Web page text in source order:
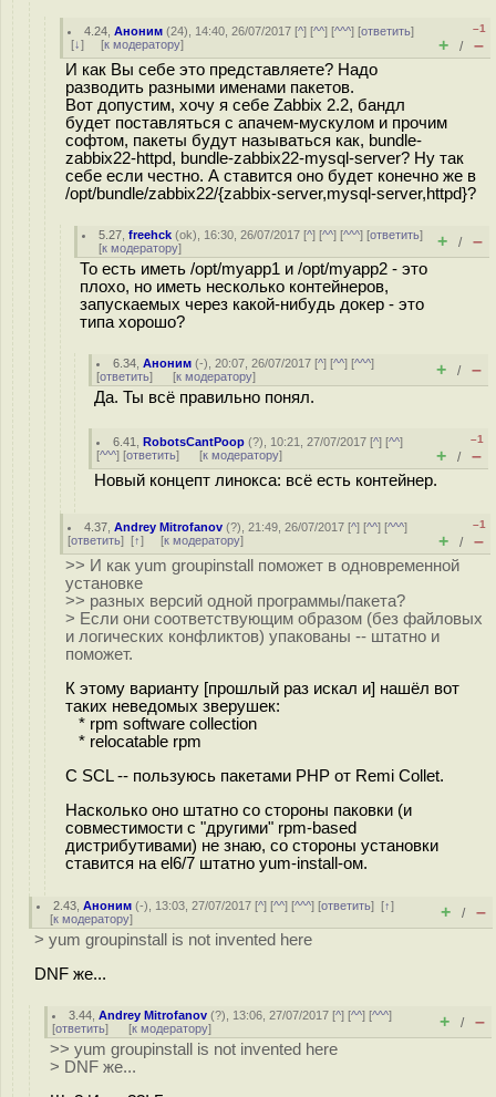
4.24 ,Аноним (24), 14:40, 26/07/2017 [^] [^^] [^^^] [ответить]
[↓] [к модератору]
–1
+ / –
И как Вы себе это представляете? Надо
разводить разными именами пакетов.
Вот допустим, хочу я себе Zabbix 2.2, бандл
будет поставляться с апачем-мускулом и прочим
софтом, пакеты будут называться как, bundle-
zabbix22-httpd, bundle-zabbix22-mysql-server? Ну так
себе если честно. А ставится оно будет конечно же в
/opt/bundle/zabbix22/{zabbix-server,mysql-server,httpd}?
5.27 ,freehck (ok), 16:30, 26/07/2017 [^] [^^] [^^^] [ответить]
[к модератору] + / –
То есть иметь /opt/myapp1 и /opt/myapp2 - это
плохо, но иметь несколько контейнеров,
запускаемых через какой-нибудь докер - это
типа хорошо?
6.34 ,Аноним (-), 20:07, 26/07/2017 [^] [^^] [^^^]
[ответить] [к модератору] + / –
Да. Ты всё правильно понял.
6.41 ,RobotsCantPoop (?), 10:21, 27/07/2017 [^] [^^]
[^^^] [ответить] [к модератору]
–1
+ / –
Новый концепт линокса: всё есть контейнер.
4.37 ,Andrey Mitrofanov (?), 21:49, 26/07/2017 [^] [^^] [^^^]
[ответить] [↑] [к модератору]
–1
+ / –
>> И как yum groupinstall поможет в одновременной
установке
>> разных версий одной программы/пакета?
> Если они соответствующим образом (без файловых
и логических конфликтов) упакованы -- штатно и
поможет.
К этому варианту [прошлый раз искал и] нашёл вот
таких неведомых зверушек:
* rpm software collection
* relocatable rpm
C SCL -- пользуюсь пакетами PHP от Remi Collet.
Насколько оно штатно со стороны паковки (и
совместимости с "другими" rpm-based
дистрибутивами) не знаю, со стороны установки
ставится на el6/7 штатно yum-install-ом.
2.43 ,Аноним (-), 13:03, 27/07/2017 [^] [^^] [^^^] [ответить][↑]
[к модератору] + / –
> yum groupinstall is not invented here
DNF же...
3.44 ,Andrey Mitrofanov (?), 13:06, 27/07/2017 [^] [^^] [^^^]
[ответить] [к модератору] + / –
>> yum groupinstall is not invented here
> DNF же...